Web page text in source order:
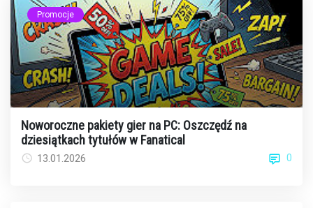
Promocje
Noworoczne pakiety gier na PC: Oszczędź na
dziesiątkach tytułów w Fanatical
13.01.2026 0